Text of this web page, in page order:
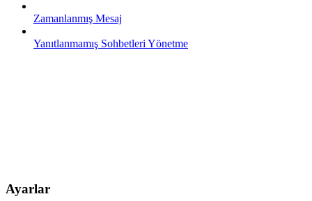
Zamanlanmış Mesaj
Yanıtlanmamış Sohbetleri Yönetme
Ayarlar